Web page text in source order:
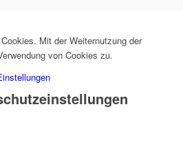
Mit der Weiternutzung der
von Cookies zu.